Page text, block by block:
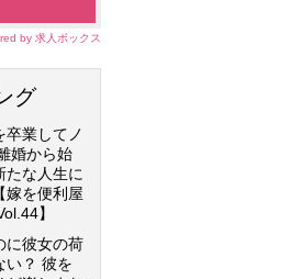
by 求人ボックス
グ
卒業してノ
婚から始
たな人生に
嫁を便利屋
】
に彼女の荷
い？ 彼を